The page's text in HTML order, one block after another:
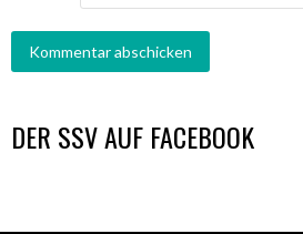
DER SSV AUF FACEBOOK